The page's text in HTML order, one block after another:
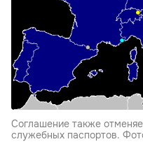
Соглашение также
служебных паспортов.